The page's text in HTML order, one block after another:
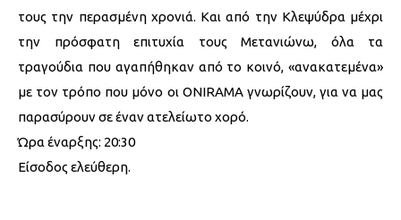
τους την περασμένη χρονιά. Και από την Κλεψύδρα μέχρι
την πρόσφατη επιτυχία τους Μετανιώνω, όλα τα
τραγούδια που αγαπήθηκαν από το κοινό, «ανακατεμένα»
με τον τρόπο που μόνο οι ONIRAMA γνωρίζουν, για να μας
παρασύρουν σε έναν ατελείωτο χορό.
Ώρα έναρξης: 20:30
Είσοδος ελεύθερη.